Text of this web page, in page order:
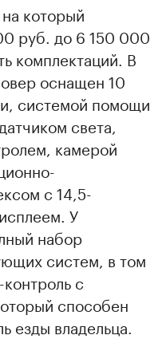
который
руб. до 6 150 000
комплектаций. В
оснащен 10
системой помощи
света,
камерой
с 14,5-
У
набор
систем, в том
с
способен
езды владельца.